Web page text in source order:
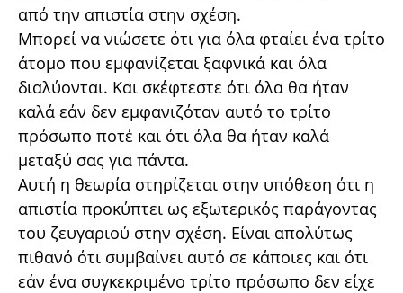
από την απιστία στην σχέση.
Μπορεί να νιώσετε ότι για όλα φταίει ένα τρίτο
άτομο που εμφανίζεται ξαφνικά και όλα
διαλύονται. Και σκέφτεστε ότι όλα θα ήταν
καλά εάν δεν εμφανιζόταν αυτό το τρίτο
πρόσωπο ποτέ και ότι όλα θα ήταν καλά
μεταξύ σας για πάντα.
Αυτή η θεωρία στηρίζεται στην υπόθεση ότι η
απιστία προκύπτει ως εξωτερικός παράγοντας
του ζευγαριού στην σχέση. Είναι απολύτως
πιθανό ότι συμβαίνει αυτό σε κάποιες και ότι
εάν ένα συγκεκριμένο τρίτο πρόσωπο δεν είχε